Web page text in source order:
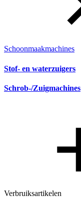
Schoonmaakmachines
Stof- en waterzuigers
Schrob-/Zuigmachines
Verbruiksartikelen